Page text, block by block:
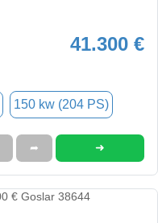
41.300 €
150 kw (204 PS)
➦ ➜